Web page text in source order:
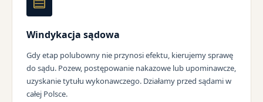
Windykacja sądowa
Gdy etap polubowny nie przynosi efektu, kierujemy sprawę
do sądu. Pozew, postępowanie nakazowe lub upominawcze,
uzyskanie tytułu wykonawczego. Działamy przed sądami w
całej Polsce.